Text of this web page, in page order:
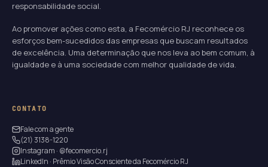
responsabilidade social.
Ao promover ações como esta, a Fecomércio RJ reconhece os
esforços bem-sucedidos das empresas que buscam resultados
de excelência. Uma determinação que nos leva ao bem comum, à
igualdade e à uma sociedade com melhor qualidade de vida.
CONTATO
Fale com a gente
(21) 3138-1220
Instagram · @fecomercio.rj
LinkedIn · Prêmio Visão Consciente da Fecomércio RJ